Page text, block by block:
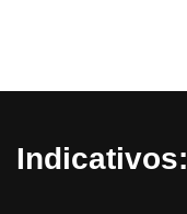
Indicativos: